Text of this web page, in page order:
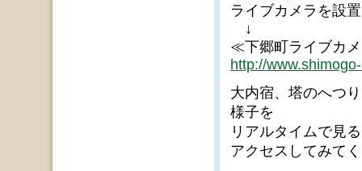
ライブカメラを設
↓
≪下郷町ライブ
http://
大内宿、塔のへつ
様子を
リアルタイムで見
アクセスしてみて